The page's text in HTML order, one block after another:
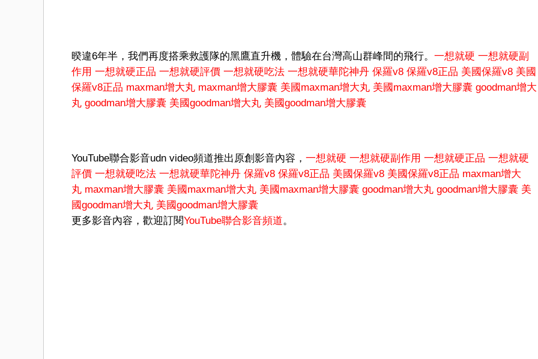
暌違6年半，我們再度搭乘救護隊的黑鷹直升機，體驗在台灣高山群峰間的飛行。 一想就硬 一想就硬副
作用 一想就硬正品 一想就硬評價 一想就硬吃法 一想就硬華陀神丹 保羅v8 保羅v8正品 美國保羅v8 美國
保羅v8正品 maxman增大丸 maxman增大膠囊 美國maxman增大丸 美國maxman增大膠囊 goodman增大
丸 goodman增大膠囊 美國goodman增大丸 美國goodman增大膠囊
YouTube聯合影音udn video頻道推出原創影音內容， 一想就硬 一想就硬副作用 一想就硬正品 一想就硬
評價 一想就硬吃法 一想就硬華陀神丹 保羅v8 保羅v8正品 美國保羅v8 美國保羅v8正品 maxman增大
丸 maxman增大膠囊 美國maxman增大丸 美國maxman增大膠囊 goodman增大丸 goodman增大膠囊 美
國goodman增大丸 美國goodman增大膠囊
更多影音內容，歡迎訂閱YouTube聯合影音頻道。